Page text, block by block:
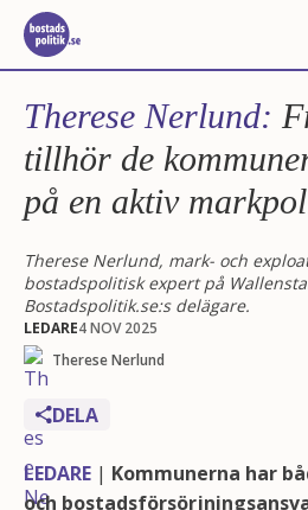
Therese Nerlund:
tillhör de
på en aktiv
LEDARE4 NOV 2025
Therese Nerlund
DELA
Therese Nerlund, mark- och
bostadspolitisk expert på
Bostadspolitik.se:s delägare.
LEDARE | Kommunerna har
och